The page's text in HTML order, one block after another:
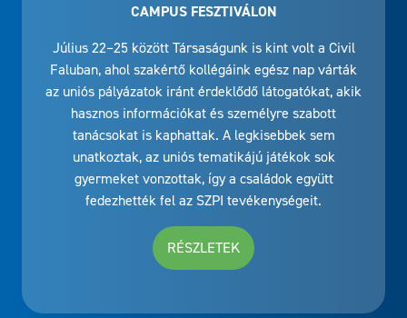
CAMPUS FESZTIVÁLON
Július 22–25 között Társaságunk is kint volt a Civil
Faluban, ahol szakértő kollégáink egész nap várták
az uniós pályázatok iránt érdeklődő látogatókat, akik
hasznos információkat és személyre szabott
tanácsokat is kaphattak. A legkisebbek sem
unatkoztak, az uniós tematikájú játékok sok
gyermeket vonzottak, így a családok együtt
fedezhették fel az SZPI tevékenységeit.
RÉSZLETEK